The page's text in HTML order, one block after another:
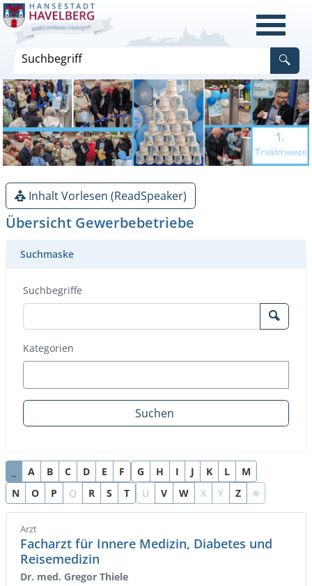
Inhalt Vorlesen (ReadSpeaker)
Übersicht Gewerbebetriebe
Suchmaske
Suchbegriffe
Kategorien
Suchen
A B C D E F G H I J K L
M
N
O P Q R S T U V W X Y Z #
Arzt
Facharzt für Innere Medizin, Diabetes und
Reisemedizin
Dr. med. Gregor Thiele